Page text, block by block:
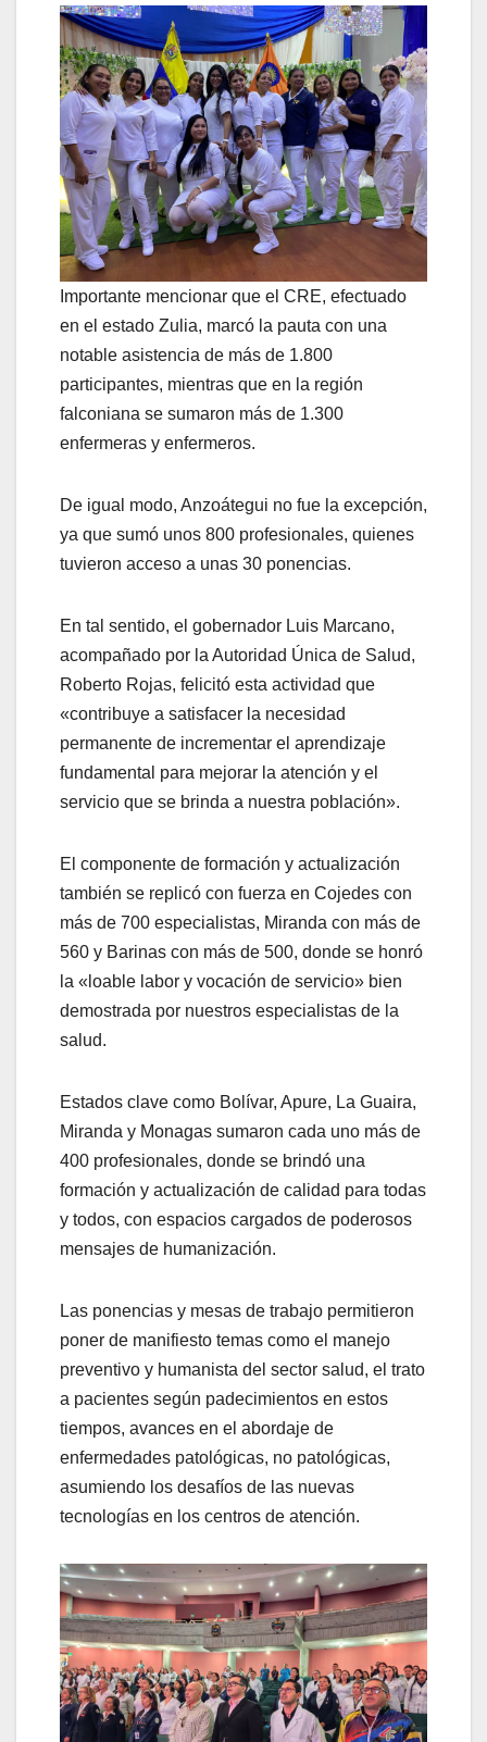
Importante mencionar que el CRE, efectuado
en el estado Zulia, marcó la pauta con una
notable asistencia de más de 1.800
participantes, mientras que en la región
falconiana se sumaron más de 1.300
enfermeras y enfermeros.
De igual modo, Anzoátegui no fue la excepción,
ya que sumó unos 800 profesionales, quienes
tuvieron acceso a unas 30 ponencias.
En tal sentido, el gobernador Luis Marcano,
acompañado por la Autoridad Única de Salud,
Roberto Rojas, felicitó esta actividad que
«contribuye a satisfacer la necesidad
permanente de incrementar el aprendizaje
fundamental para mejorar la atención y el
servicio que se brinda a nuestra población».
El componente de formación y actualización
también se replicó con fuerza en Cojedes con
más de 700 especialistas, Miranda con más de
560 y Barinas con más de 500, donde se honró
la «loable labor y vocación de servicio» bien
demostrada por nuestros especialistas de la
salud.
Estados clave como Bolívar, Apure, La Guaira,
Miranda y Monagas sumaron cada uno más de
400 profesionales, donde se brindó una
formación y actualización de calidad para todas
y todos, con espacios cargados de poderosos
mensajes de humanización.
Las ponencias y mesas de trabajo permitieron
poner de manifiesto temas como el manejo
preventivo y humanista del sector salud, el trato
a pacientes según padecimientos en estos
tiempos, avances en el abordaje de
enfermedades patológicas, no patológicas,
asumiendo los desafíos de las nuevas
tecnologías en los centros de atención.